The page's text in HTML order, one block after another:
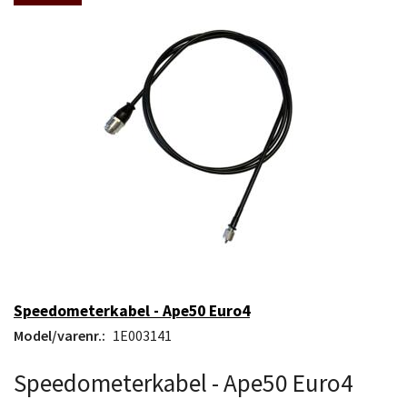
Speedometerkabel - Ape50 Euro4
Model/varenr.: 1E003141
Speedometerkabel - Ape50 Euro4